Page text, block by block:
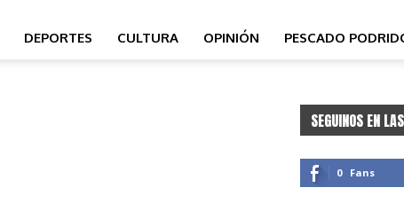
DEPORTES CULTURA OPINIÓN PESCADO
SEGUINOS EN
0 Fans